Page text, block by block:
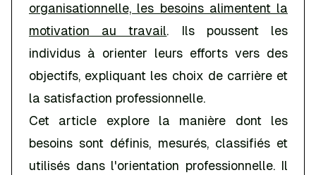
organisationnelle, les besoins alimentent la
motivation au travail. Ils poussent les
individus à orienter leurs efforts vers des
objectifs, expliquant les choix de carrière et
la satisfaction professionnelle.
Cet article explore la manière dont les
besoins sont définis, mesurés, classifiés et
utilisés dans l'orientation professionnelle. Il